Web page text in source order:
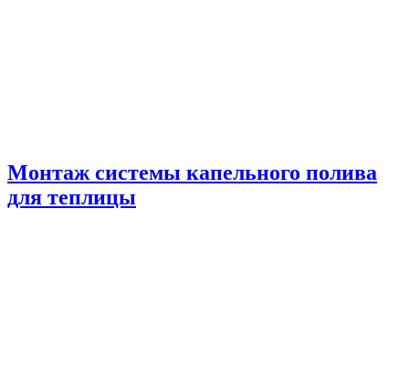
Монтаж системы капельного полива
для теплицы